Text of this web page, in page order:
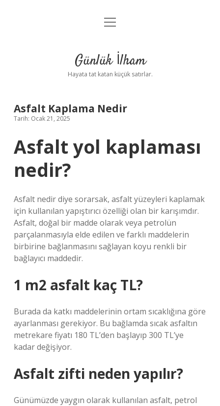
Anasayfa
Yasal Uyarı
menüyü
Günlük İlham
Hayata tat katan küçük satırlar.
Asfalt Kaplama Nedir
Tarih: Ocak 21, 2025
Asfalt yol kaplaması
nedir?
Asfalt nedir diye sorarsak, asfalt yüzeyleri kaplamak
için kullanılan yapıştırıcı özelliği olan bir karışımdır.
Asfalt, doğal bir madde olarak veya petrolün
parçalanmasıyla elde edilen ve farklı maddelerin
birbirine bağlanmasını sağlayan koyu renkli bir
bağlayıcı maddedir.
1 m2 asfalt kaç TL?
Burada da katkı maddelerinin ortam sıcaklığına göre
ayarlanması gerekiyor. Bu bağlamda sıcak asfaltın
metrekare fiyatı 180 TL’den başlayıp 300 TL’ye
kadar değişiyor.
Asfalt zifti neden yapılır?
Günümüzde yaygın olarak kullanılan asfalt, petrol